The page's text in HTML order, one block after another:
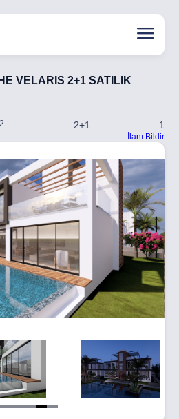
VELARIS 2+1 SATILIK
2 2+1 1
İlanı Bildir